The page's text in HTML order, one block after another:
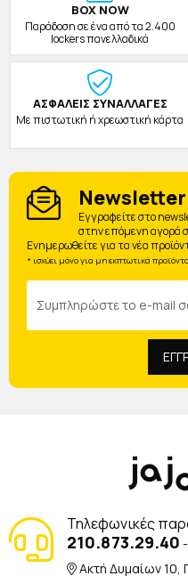
BOX NOW
Παράδοση σε ένα από τα 2.400
lockers πανελλαδικά
ΑΣΦΑΛΕΙΣ ΣΥΝΑΛΛΑΓΕΣ
Με πιστωτική ή χρεωστική κάρτα
Eγγραφείτε στο
στην επόμενη αγορά
Ενημερωθείτε για τα νέα
* ισχύει μόνο για μη εκπτωτικά προϊόντα
Τηλεφωνικές
210.873.29.40 -
Ακτή Δυμαίων